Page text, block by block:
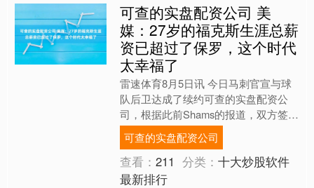
可查的实盘配资公司 美
媒：27岁的福克斯生涯总薪
资已超过了保罗，这个时代
太幸福了
雷速体育8月5日讯 今日马刺官宣与球
队后卫达成了续约可查的实盘配资公
司，根据此前Shams的报道，双方签订
了一份4年2.29亿美元的顶薪合同。 对
于福克斯的续约....
可查的实盘配资公司
查看：211 分类：十大炒股软件
最新排行